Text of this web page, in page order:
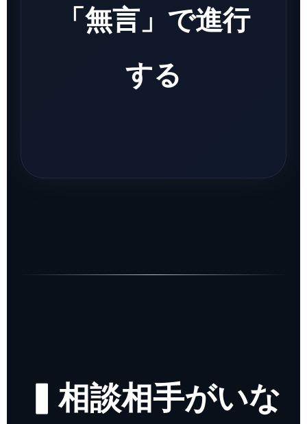
「無言」で進行
する
▍相談相手がいな